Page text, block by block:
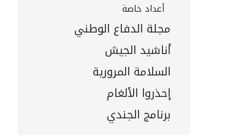
أعداد خاصة
مجلة الدفاع الوطني
أناشيد الجيش
السلامة المرورية
إحذروا الألغام
برنامج الجندي